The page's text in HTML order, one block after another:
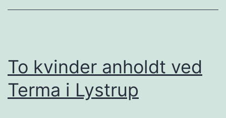
To kvinder anholdt ved
Terma i Lystrup